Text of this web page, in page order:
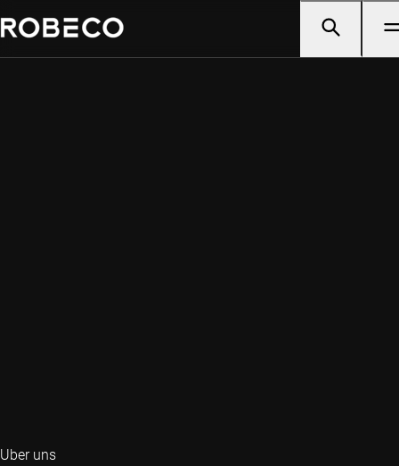
Uber uns